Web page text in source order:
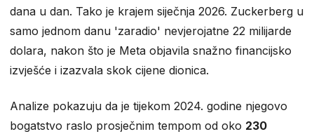
dana u dan. Tako je krajem siječnja 2026. Zuckerberg u
samo jednom danu 'zaradio' nevjerojatne 22 milijarde
dolara, nakon što je Meta objavila snažno financijsko
izvješće i izazvala skok cijene dionica.
Analize pokazuju da je tijekom 2024. godine njegovo
bogatstvo raslo prosječnim tempom od oko 230